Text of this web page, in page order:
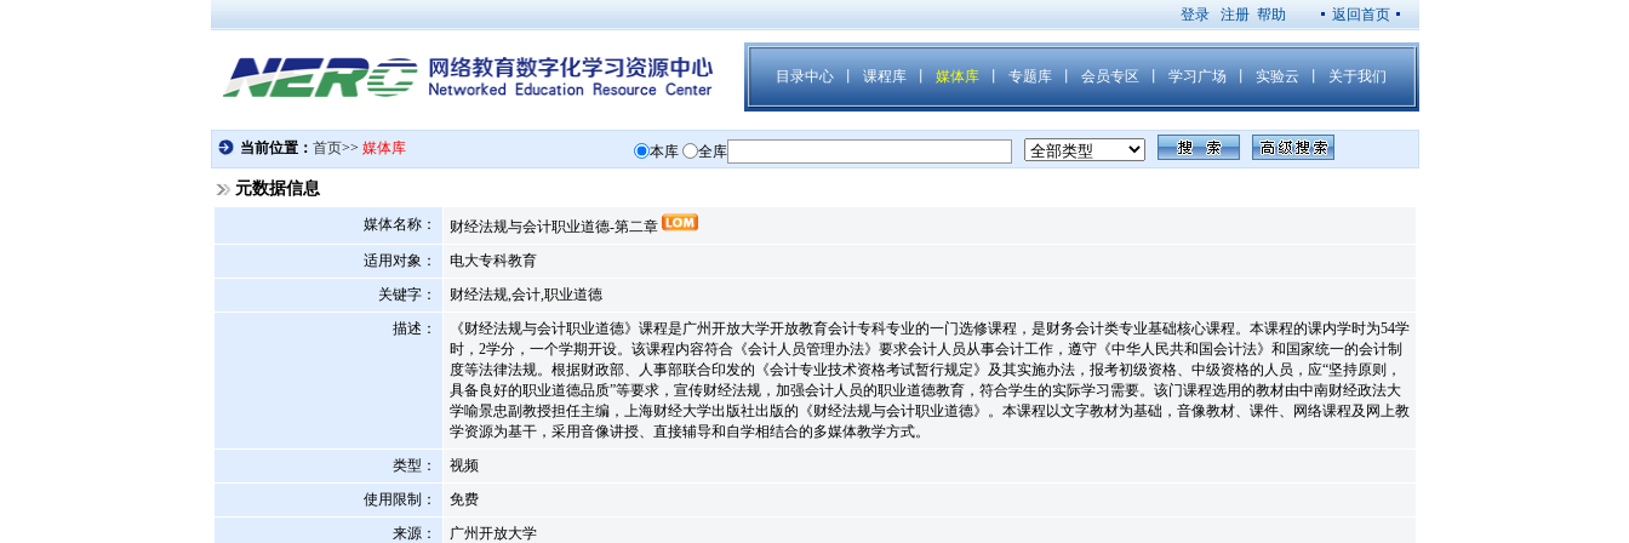
登录 注册 帮助 返回首页
元数据信息
媒体名称：
财经法规与会计职业道德-第二章
适用对象：
电大专科教育
关键字：
财经法规,会计,职业道德
描述：
《财经法规与会计职业道德》课程是广州开放大学开放教育会计专科专业的一门选修课程，是财务会计类专业基础核心课程。本课程的课内学时为54学
时，2学分，一个学期开设。该课程内容符合《会计人员管理办法》要求会计人员从事会计工作，遵守《中华人民共和国会计法》和国家统一的会计制
度等法律法规。根据财政部、人事部联合印发的《会计专业技术资格考试暂行规定》及其实施办法，报考初级资格、中级资格的人员，应“坚持原则，
具备良好的职业道德品质”等要求，宣传财经法规，加强会计人员的职业道德教育，符合学生的实际学习需要。该门课程选用的教材由中南财经政法大
学喻景忠副教授担任主编，上海财经大学出版社出版的《财经法规与会计职业道德》。本课程以文字教材为基础，音像教材、课件、网络课程及网上教
学资源为基干，采用音像讲授、直接辅导和自学相结合的多媒体教学方式。
类型：
视频
使用限制：
免费
来源：
广州开放大学